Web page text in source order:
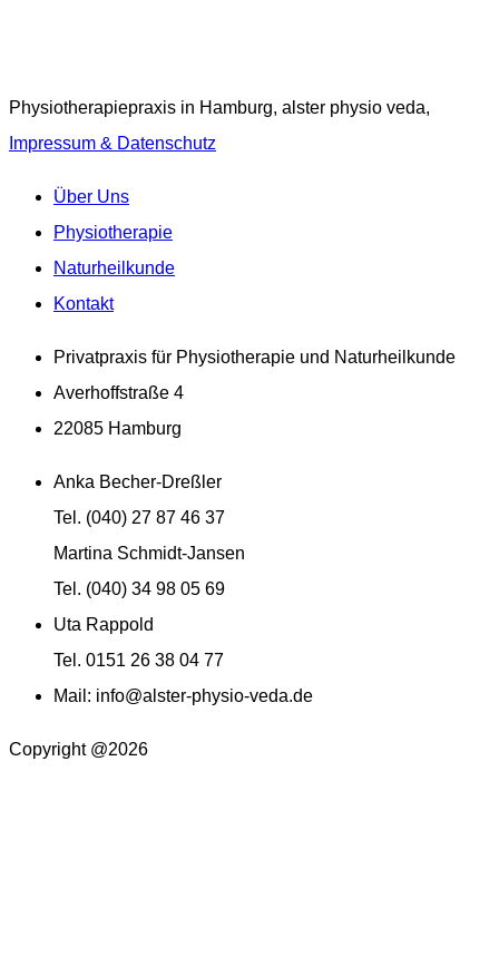
Physiotherapiepraxis in Hamburg, alster physio veda,
Impressum & Datenschutz
Über Uns
Physiotherapie
Naturheilkunde
Kontakt
Privatpraxis für Physiotherapie und Naturheilkunde
Averhoffstraße 4
22085 Hamburg
Anka Becher-Dreßler
Tel. (040) 27 87 46 37
Martina Schmidt-Jansen
Tel. (040) 34 98 05 69
Uta Rappold
Tel. 0151 26 38 04 77
Mail: info@alster-physio-veda.de
Copyright @2026